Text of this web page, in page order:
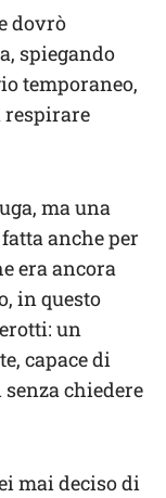
dovrò
spiegando
temporaneo,
respirare
ma una
anche per
era ancora
in questo
un
capace di
chiedere
mai deciso di